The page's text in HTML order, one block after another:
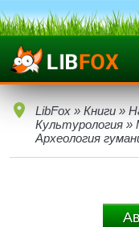
LibFox » Книги »
Культурология »
Археология